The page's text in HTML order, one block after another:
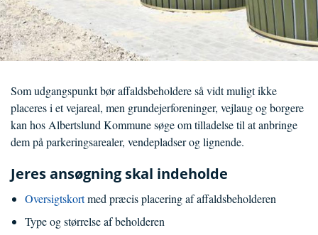
Som udgangspunkt bør affaldsbeholdere så vidt muligt ikke
placeres i et vejareal, men grundejerforeninger, vejlaug og borgere
kan hos Albertslund Kommune søge om tilladelse til at anbringe
dem på parkeringsarealer, vendepladser og lignende.
Jeres ansøgning skal indeholde
Oversigtskortmed præcis placering af affaldsbeholderen
Type og størrelse af beholderen